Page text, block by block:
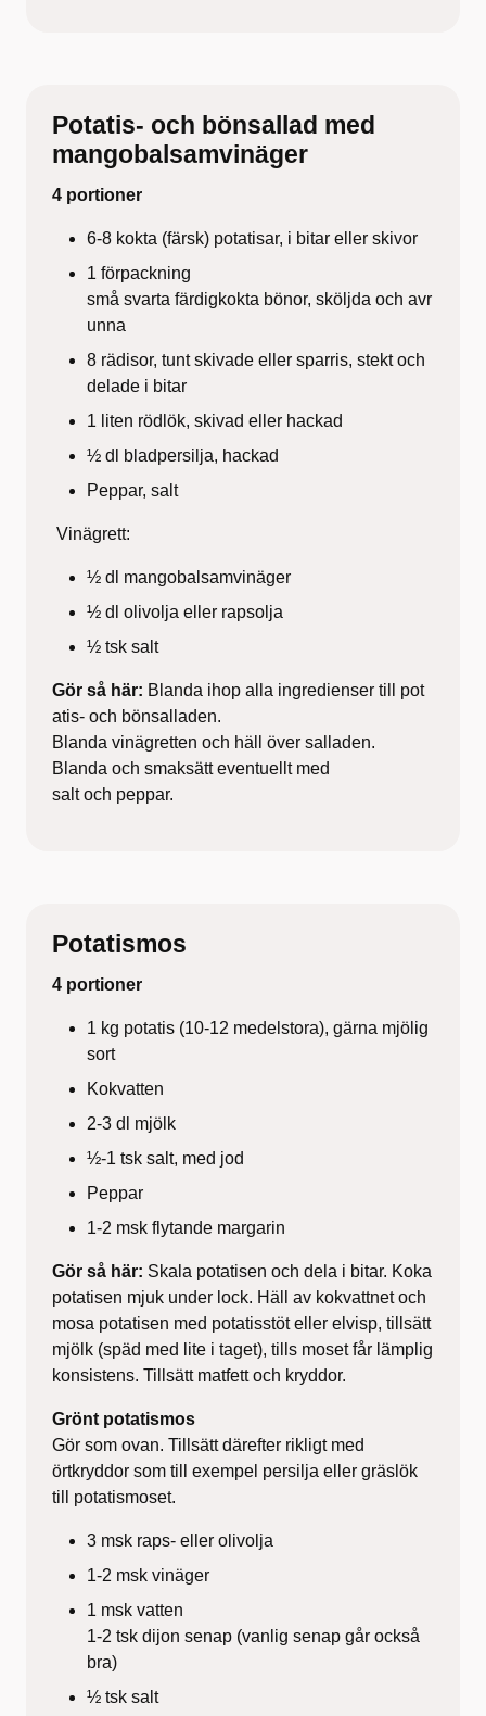
Potatis- och bönsallad med
mangobalsamvinäger
4 portioner
6-8 kokta (färsk) potatisar, i bitar eller skivor
1 förpackning
små svarta färdigkokta bönor, sköljda och avr
unna
8 rädisor, tunt skivade eller sparris, stekt och
delade i bitar
1 liten rödlök, skivad eller hackad
½ dl bladpersilja, hackad
Peppar, salt
Vinägrett:
½ dl mangobalsamvinäger
½ dl olivolja eller rapsolja
½ tsk salt
Gör så här: Blanda ihop alla ingredienser till pot
atis- och bönsalladen.
Blanda vinägretten och häll över salladen.
Blanda och smaksätt eventuellt med
salt och peppar.
Potatismos
4 portioner
1 kg potatis (10-12 medelstora), gärna mjölig
sort
Kokvatten
2-3 dl mjölk
½-1 tsk salt, med jod
Peppar
1-2 msk flytande margarin
Gör så här: Skala potatisen och dela i bitar. Koka
potatisen mjuk under lock. Häll av kokvattnetoch
mosa potatisen med potatisstöt eller elvisp, tillsätt
mjölk (späd med lite i taget), tills moset får lämplig
konsistens. Tillsätt matfett och kryddor.
Grönt potatismos
Gör som ovan. Tillsätt därefter rikligt med
örtkryddor som till exempel persilja eller gräslök
till potatismoset.
3 msk raps- eller olivolja
1-2 msk vinäger
1 msk vatten
1-2 tsk dijon senap (vanlig senap går också
bra)
½ tsk salt